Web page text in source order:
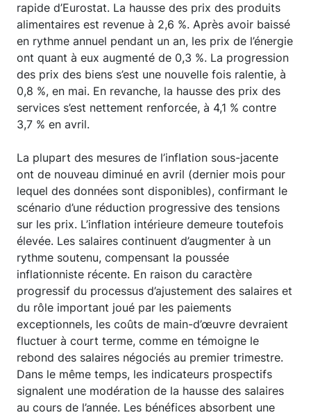
rapide d’Eurostat. La hausse des prix des produits
alimentaires est revenue à 2,6 %. Après avoir baissé
en rythme annuel pendant un an, les prix de l’énergie
ont quant à eux augmenté de 0,3 %. La progression
des prix des biens s’est une nouvelle fois ralentie, à
0,8 %, en mai. En revanche, la hausse des prix des
services s’est nettement renforcée, à 4,1 % contre
3,7 % en avril.
La plupart des mesures de l’inflation sous-jacente
ont de nouveau diminué en avril (dernier mois pour
lequel des données sont disponibles), confirmant le
scénario d’une réduction progressive des tensions
sur les prix. L’inflation intérieure demeure toutefois
élevée. Les salaires continuent d’augmenter à un
rythme soutenu, compensant la poussée
inflationniste récente. En raison du caractère
progressif du processus d’ajustement des salaires et
du rôle important joué par les paiements
exceptionnels, les coûts de main-d’œuvre devraient
fluctuer à court terme, comme en témoigne le
rebond des salaires négociés au premier trimestre.
Dans le même temps, les indicateurs prospectifs
signalent une modération de la hausse des salaires
au cours de l’année. Les bénéfices absorbent une